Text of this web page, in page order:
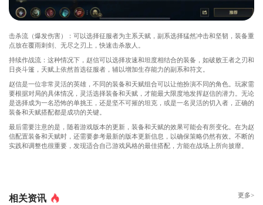
击杀流（爆发伤害）：可以选择征服者为主系天赋，副系选择猛然冲击和坚韧，装备重
点放在覆雨刺剑、无尽之刃上，快速击杀敌人。
持续作战流：这种情况下，赵信可以选择攻速和坦度相结合的装备，如破败王者之刃和
日炎斗篷，天赋上依然首选征服者，辅以增加生存能力的副系和符文。
赵信是一位非常灵活的英雄，不同的装备和天赋组合可以让他扮演不同的角色。玩家需
要根据对局的具体情况，灵活选择装备和天赋，才能最大限度地发挥赵信的潜力。无论
是选择成为一名恐怖的单挑王，还是坚不可摧的坦克，或是一名灵活的切入者，正确的
装备和天赋搭配都是成功的关键。
最后需要注意的是，随着游戏版本的更新，装备和天赋的效果可能会有所变化。在为赵
信配置装备和天赋时，还需要参考最新的版本更新信息，以确保策略仍然有效。不断的
实践和调整也很重要，发现适合自己游戏风格的最佳搭配，方能在战场上所向披靡。
相关资讯 更多>